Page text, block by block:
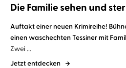
Die Familie sehen und
Auftakt einer neuen Krimireihe!
einen waschechten Tessiner mit
Zwei ...
Jetzt entdecken